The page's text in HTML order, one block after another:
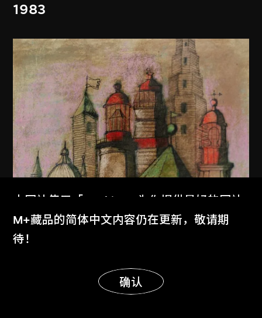
1983
本网站使用「Cookies」为你提供最好的网站
体验。
了解更多
明白
M+藏品的简体中文内容仍在更新，敬请期
待！
确认
显示更多